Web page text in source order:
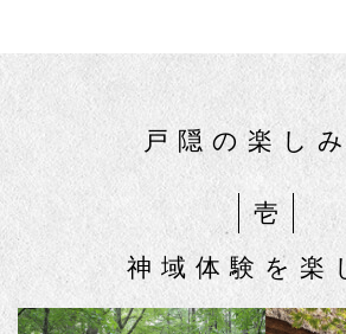
戸隠の楽し
壱
神域体験を楽